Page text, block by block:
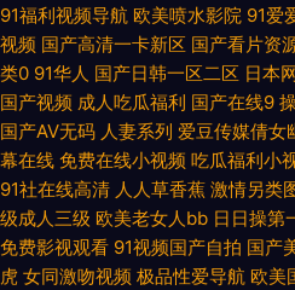
看mv人人 六月天婷婷 日本美女色色 五
国内精品338 久热网在线观看 欧美亚洲
航总站 国产成人黄色在线 玖玖资源热 日
视频 www91小视频 国产精品sm 蜜桃久
超碰夜夜肏 国产射精视频 玖玖热精品6
91福利视频导航 欧美喷水影院 91爱
视频 国产高清一卡新区 国产看片资
类0 91华人 国产日韩一区二区 日本
国产视频 成人吃瓜福利 国产在线9
国产AV无码 人妻系列 爱豆传媒倩女
幕在线 免费在线小视频 吃瓜福利小
91社在线高清 人人草香蕉 激情另类
级成人三级 欧美老女人bb 日日操第
免费影视观看 91视频国产自拍 国产
虎 女同激吻视频 极品性爱导航 欧美